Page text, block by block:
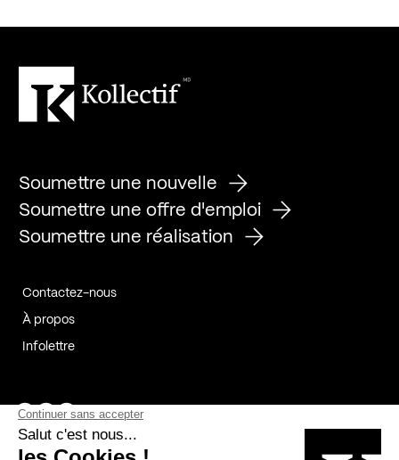
Soumettre une nouvelle
Soumettre une offre d'emploi
Soumettre une réalisation
Contactez-nous
À propos
Infolettre
Page Facebook de Kollectif
Page Instagram de Kollectif
Page Linkedin de Kollectif